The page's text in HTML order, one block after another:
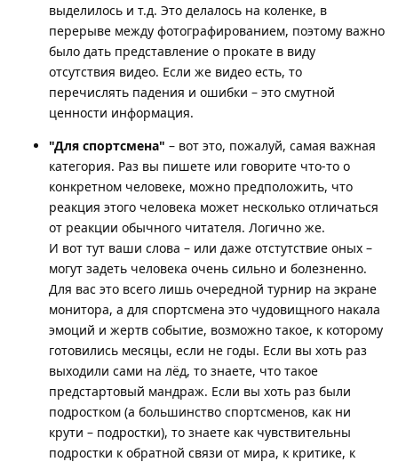
выделилось и т.д. Это делалось на коленке, в
перерыве между фотографированием, поэтому важно
было дать представление о прокате в виду
отсутствия видео. Если же видео есть, то
перечислять падения и ошибки – это смутной
ценности информация.
"Для спортсмена" – вот это, пожалуй, самая важная
категория. Раз вы пишете или говорите что-то о
конкретном человеке, можно предположить, что
реакция этого человека может несколько отличаться
от реакции обычного читателя. Логично же.
И вот тут ваши слова – или даже отстутствие оных –
могут задеть человека очень сильно и болезненно.
Для вас это всего лишь очередной турнир на экране
монитора, а для спортсмена это чудовищного накала
эмоций и жертв событие, возможно такое, к которому
готовились месяцы, если не годы. Если вы хоть раз
выходили сами на лёд, то знаете, что такое
предстартовый мандраж. Если вы хоть раз были
подростком (а большинство спортсменов, как ни
крути – подростки), то знаете как чувствительны
подростки к обратной связи от мира, к критике, к